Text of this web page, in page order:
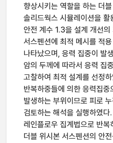
향상시키는 역할을 하는 더
솔리드웍스 시뮬레이션을
안전 계수 1.3을 설계 개선
서스펜션에 최적 메시를 적
나타났으며, 응력 집중이 발
암의 두께에 따라서 응력 집
고찰하여 최적 설계를 선정
반복하중들에 의한 응력집중
발생하는 부위이므로 피로
검토하는 해석을 실행하였다
레인플로우 집계법으로 반
더블 위시본 서스펜션의 안